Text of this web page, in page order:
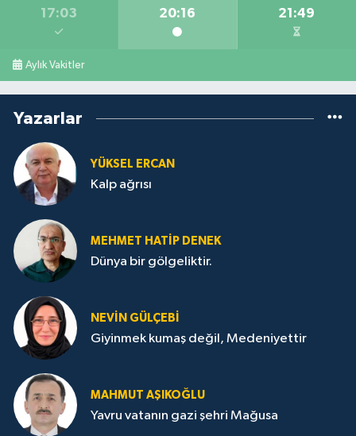
17:03 20:16 21:49
Aylık Vakitler
Yazarlar
YÜKSEL ERCAN
Kalp ağrısı
MEHMET HATİP DENEK
Dünya bir gölgeliktir.
NEVİN GÜLÇEBİ
Giyinmek kumaş değil, Medeniyettir
MAHMUT AŞIKOĞLU
Yavru vatanın gazi şehri Mağusa